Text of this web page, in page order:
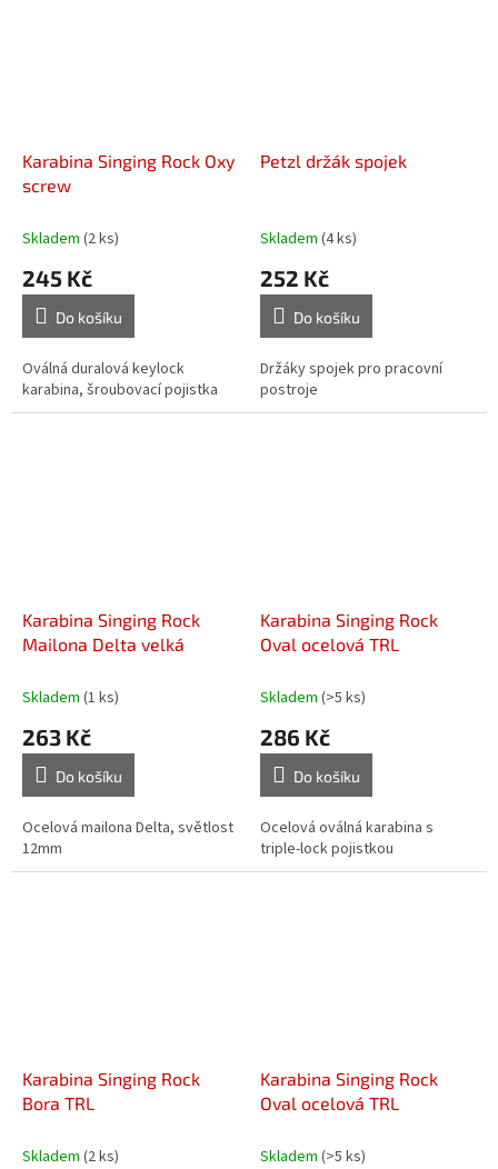
Karabina Singing Rock Oxy
screw
Skladem (2 ks)
245 Kč
Do košíku
Oválná duralová keylock
karabina, šroubovací pojistka
Petzl držák spojek
Skladem (4 ks)
252 Kč
Do košíku
Držáky spojek pro pracovní
postroje
Karabina Singing Rock
Mailona Delta velká
Skladem (1 ks)
263 Kč
Do košíku
Ocelová mailona Delta, světlost
12mm
Karabina Singing Rock
Oval ocelová TRL
Skladem (>5 ks)
286 Kč
Do košíku
Ocelová oválná karabina s
triple-lock pojistkou
Karabina Singing Rock
Bora TRL
Skladem (2 ks)
Karabina Singing Rock
Oval ocelová TRL
Skladem (>5 ks)